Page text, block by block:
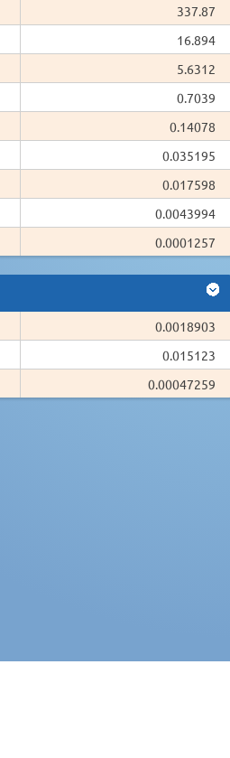
337.87
16.894
5.6312
0.7039
0.14078
0.035195
0.017598
0.0043994
0.0001257
0.0018903
0.015123
0.00047259